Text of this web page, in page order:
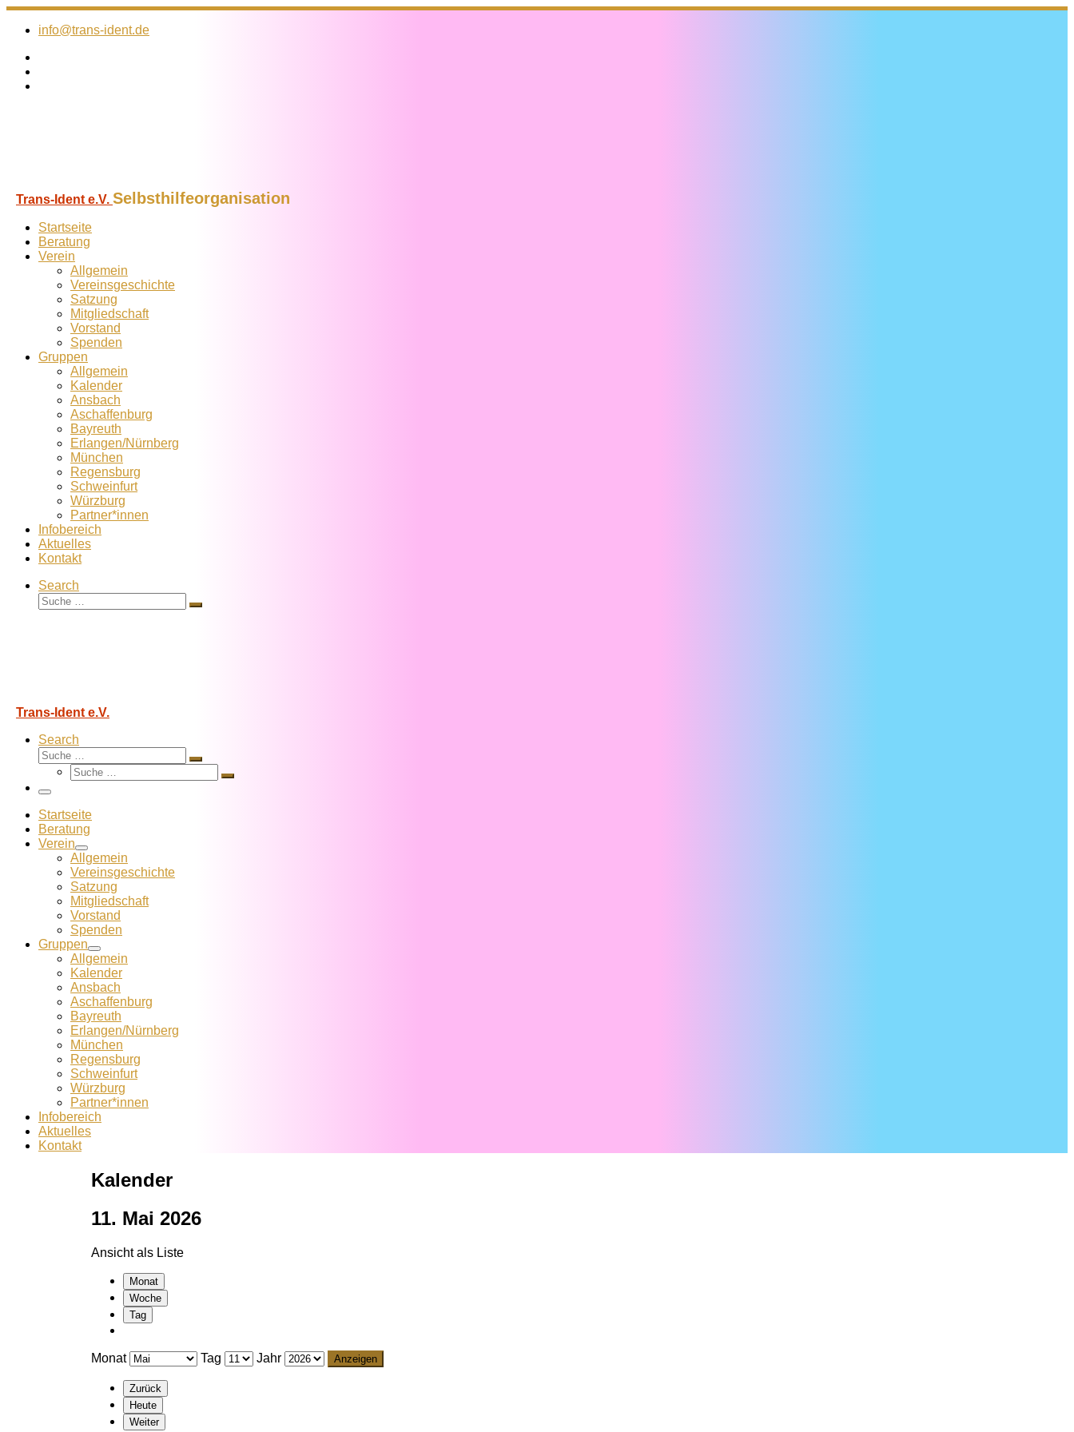
Zum
Inhalt
info@trans-ident.de
Trans-Ident e.V. Selbsthilfeorganisation
Startseite
Beratung
Verein
Allgemein
Vereins­geschichte
Satzung
Mitglied­schaft
Vorstand
Spenden
Gruppen
Allgemein
Kalender
Ansbach
Aschaffenburg
Bayreuth
Erlangen/Nürnberg
München
Regensburg
Schweinfurt
Würzburg
Partner*innen
Infobereich
Aktuelles
Kontakt
Search
Suche
Suche
Trans-Ident e.V.
Search
Suche
Suche
Suche
Suche
Menü
Startseite
Beratung
Verein
Allgemein
Vereins­geschichte
Satzung
Mitglied­schaft
Vorstand
Spenden
Gruppen
Allgemein
Kalender
Ansbach
Aschaffenburg
Bayreuth
Erlangen/Nürnberg
München
Regensburg
Schweinfurt
Würzburg
Partner*innen
Infobereich
Aktuelles
Kontakt
Kalender
11. Mai 2026
Ansicht als Liste
Monat
Woche
Tag
Monat Tag Jahr
Zurück
Heute
Weiter